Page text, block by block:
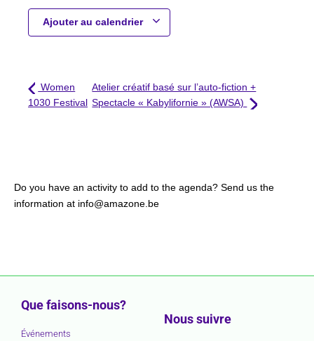
Ajouter au calendrier
Women
1030 Festival
Atelier créatif basé sur l’auto-fiction +
Spectacle « Kabylifornie » (AWSA)
Do you have an activity to add to the agenda? Send us the
information at info@amazone.be
Que faisons-nous?
Événements
Nous suivre